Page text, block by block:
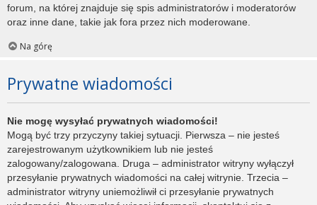
forum, na której znajduje się spis administratorów i moderatorów
oraz inne dane, takie jak fora przez nich moderowane.
Na górę
Prywatne wiadomości
Nie mogę wysyłać prywatnych wiadomości!
Mogą być trzy przyczyny takiej sytuacji. Pierwsza – nie jesteś
zarejestrowanym użytkownikiem lub nie jesteś
zalogowany/zalogowana. Druga – administrator witryny wyłączył
przesyłanie prywatnych wiadomości na całej witrynie. Trzecia –
administrator witryny uniemożliwił ci przesyłanie prywatnych